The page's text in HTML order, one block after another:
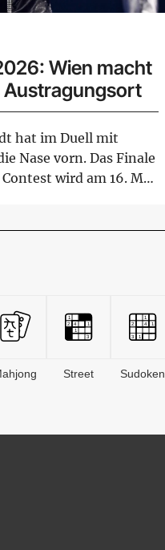
Wien macht
Austragungsort
hat im Duell mit
Nase vorn. Das Finale
wird am 16. Mai
Street Sudoken